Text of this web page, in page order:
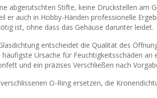
abgerutschten Stifte, keine Druckstellen am
auch in Hobby-Händen professionelle
ist, ohne dass das Gehäuse darunter leidet.
entscheidet die Qualität des
Ursache für Feuchtigkeitsschäden
und ein präzises Verschließen nach
O-Ring ersetzen, die